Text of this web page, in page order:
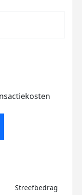
Streefbedrag